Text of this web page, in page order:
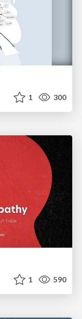
1 300
1 590